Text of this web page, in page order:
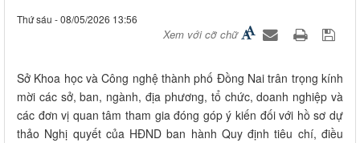
Thứ sáu - 08/05/2026 13:56
Xem với cỡ chữ
Sở Khoa học và Công nghệ thành phố Đồng Nai trân trọng kính
mời các sở, ban, ngành, địa phương, tổ chức, doanh nghiệp và
các đơn vị quan tâm tham gia đóng góp ý kiến đối với hồ sơ dự
thảo Nghị quyết của HĐND ban hành Quy định tiêu chí, điều